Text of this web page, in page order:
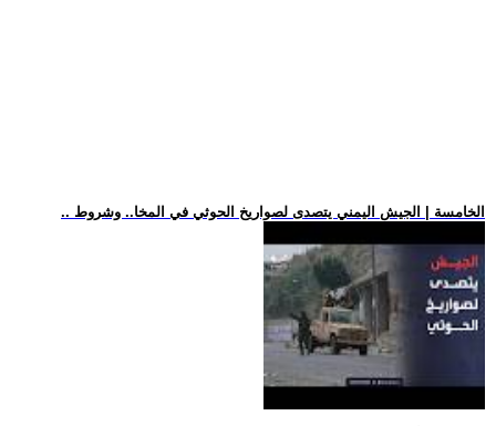
.. الخامسة | الجيش اليمني يتصدى لصواريخ الحوثي في المخا.. وشروط